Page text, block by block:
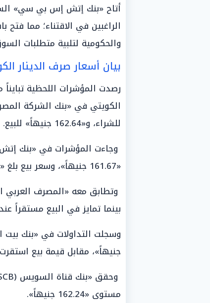
أتاح «بنك إتش إس بي سي»
الراغبين في الاقتناء؛ مما فتح
والحكومية لتلبية متطلبات
بيان أسعار صرف الدينار
رصدت المؤشرات اللحظية
للشراء، و«162.64 جنيهاً» للبيع.
«161.67 جنيهاً»، وسعر بيع بلغ «161.95 جنيهاً».
بينما تمايز في البيع مستقراً عند حدود
جنيهاً»، مقابل قيمة بيع استقرت عند
مستوى «162.24 جنيهاً».